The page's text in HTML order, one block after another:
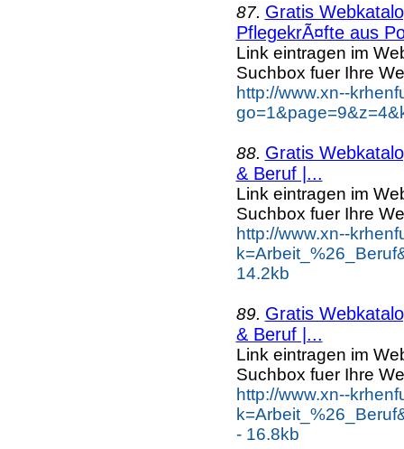
87. Gratis
PflegekrÃ¤fte aus
Link eintragen im
Suchbox fuer Ihre
http://www.xn--
88. Gratis
& Beruf |...
Link eintragen im
Suchbox fuer Ihre
http://www.xn--
14.2kb
89. Gratis
& Beruf |...
Link eintragen im
Suchbox fuer Ihre
http://www.xn--
- 16.8kb